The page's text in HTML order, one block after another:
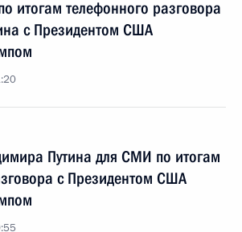
итогам телефонного разговора
с Президентом США
Путина для СМИ по итогам
с Президентом США